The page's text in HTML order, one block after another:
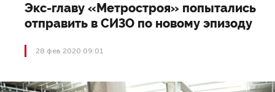
Экс-главу «Метростроя» попытались
отправить в СИЗО по новому эпизоду
28 фев 2020 09:01